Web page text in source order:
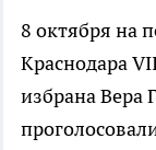
8 октября на
Краснодара
избрана Вера